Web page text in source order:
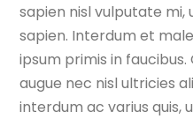
sapien nisl vulputate
sapien. Interdum et
ipsum primis in
augue nec nisl ultricies
interdum ac varius quis,